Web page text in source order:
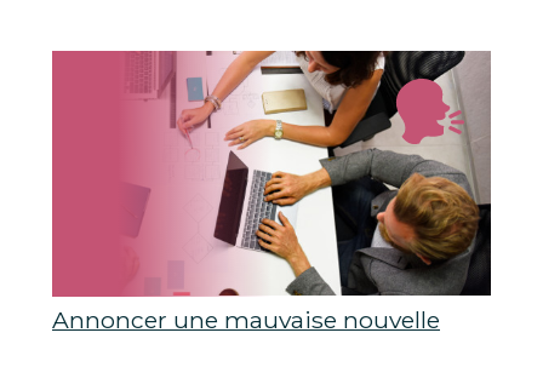
Annoncer une mauvaise nouvelle